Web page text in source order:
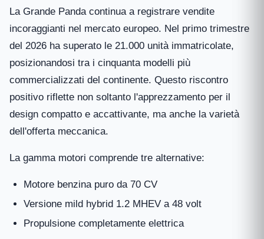
La Grande Panda continua a registrare vendite
incoraggianti nel mercato europeo. Nel primo trimestre
del 2026 ha superato le 21.000 unità immatricolate,
posizionandosi tra i cinquanta modelli più
commercializzati del continente. Questo riscontro
positivo riflette non soltanto l'apprezzamento per il
design compatto e accattivante, ma anche la varietà
dell'offerta meccanica.
La gamma motori comprende tre alternative:
Motore benzina puro da 70 CV
Versione mild hybrid 1.2 MHEV a 48 volt
Propulsione completamente elettrica